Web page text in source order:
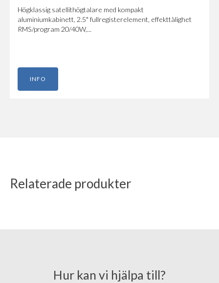
Högklassig satellithögtalare med kompakt
aluminiumkabinett, 2.5" fullregisterelement, effekttålighet
RMS/program 20/40W,...
INFO
Relaterade produkter
Hur kan vi hjälpa till?